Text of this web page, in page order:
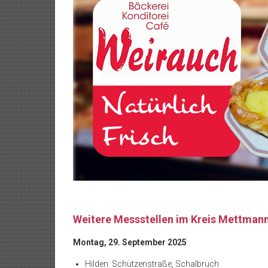
Weitere Messstellen im Kreis
Montag, 29. September 2025
Hilden: Schützenstraße, Schalbruch